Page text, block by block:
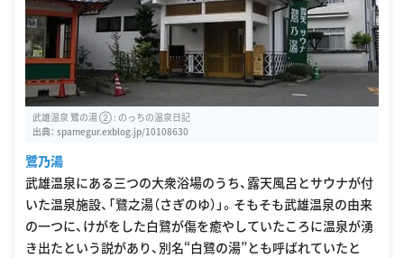
武雄温泉 鷺の湯 ② : のっちの温泉日記
出典： spamegur.exblog.jp/10108630
鷺乃湯
武雄温泉にある三つの大衆浴場のうち、露天風呂とサウナが付
いた温泉施設、「鷺之湯（さぎのゆ）」。そもそも武雄温泉の由来
の一つに、けがをした白鷺が傷を癒やしていたころに温泉が湧
き出たという説があり、別名“白鷺の湯”とも呼ばれていたと